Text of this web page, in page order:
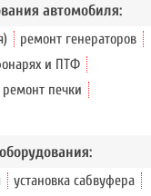
автомобиля:
ремонт генераторов
и ПТФ
ремонт печки
установка сабвуфера